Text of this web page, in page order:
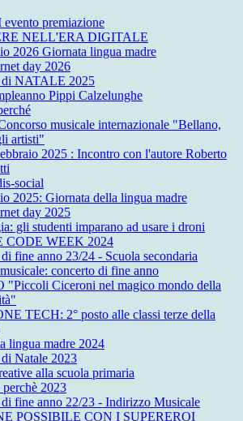
premiazione
NELL'ERA DIGITALE
2026 Giornata lingua madre
day 2026
di NATALE 2025
Pippi Calzelunghe
musicale internazionale "Bellano,
artisti"
2025 : Incontro con l'autore Roberto
social
2025: Giornata della lingua madre
day 2025
gli studenti imparano ad usare i droni
CODE WEEK 2024
fine anno 23/24 - Scuola secondaria
concerto di fine anno
"Piccoli Ciceroni nel magico mondo della
TECH: 2° posto alle classi terze della
lingua madre 2024
Natale 2023
alla scuola primaria
2023
fine anno 22/23 - Indirizzo Musicale
POSSIBILE CON I SUPEREROI